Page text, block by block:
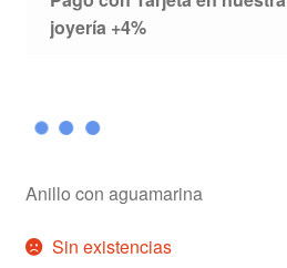
joyería +4%
Anillo con aguamarina
Sin existencias